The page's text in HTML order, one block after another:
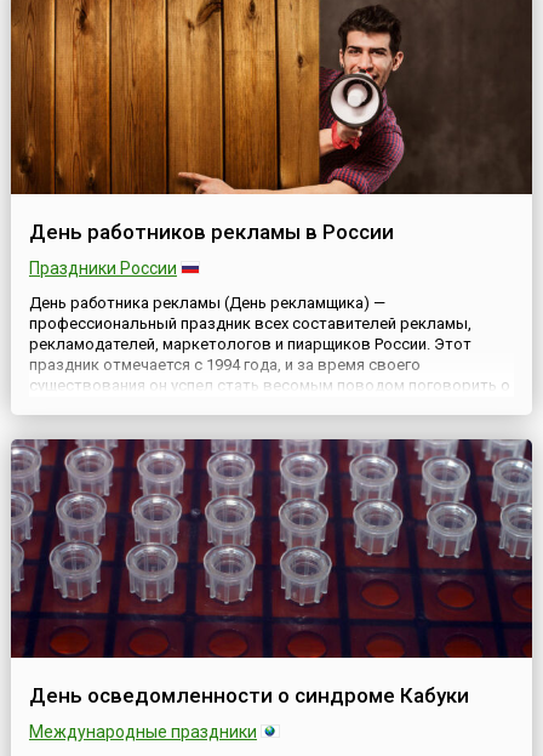
День работников рекламы в России
Праздники России
День работника рекламы (День рекламщика) —
профессиональный праздник всех составителей рекламы,
рекламодателей, маркетологов и пиарщиков России. Этот
праздник отмечается с 1994 года, и за время своего
существования он успел стать весомым поводом поговорить о
свои студенческие врем...
День осведомленности о синдроме Кабуки
Международные праздники